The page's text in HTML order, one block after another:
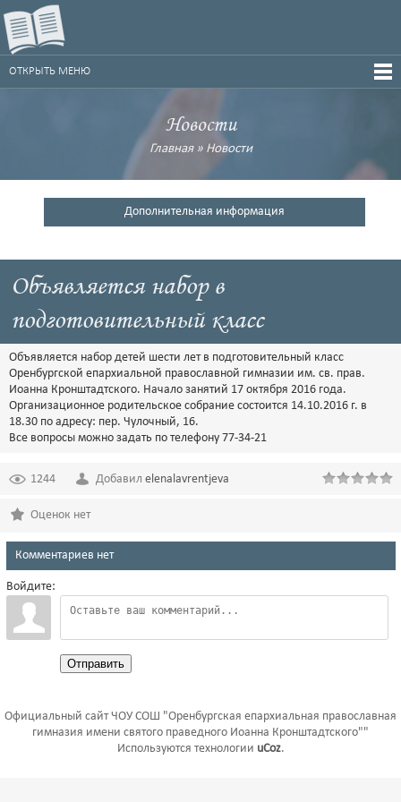
ОТКРЫТЬ МЕНЮ
Новости
Главная» Новости
Дополнительная информация
Объявляется набор в
подготовительный класс
Объявляется набор детей шести лет в подготовительный класс
Оренбургской епархиальной православной гимназии им. св. прав.
Иоанна Кронштадтского. Начало занятий 17 октября 2016 года.
Организационное родительское собрание состоится 14.10.2016 г. в
18.30 по адресу: пер. Чулочный, 16.
Все вопросы можно задать по телефону 77-34-21
1244 Добавил elenalavrentjeva
Оценок нет
Комментариев нет
Войдите:
Отправить
Официальный сайт ЧОУ СОШ "Оренбургская епархиальная православная
гимназия имени святого праведного Иоанна Кронштадтского""
Используются технологии uCoz.